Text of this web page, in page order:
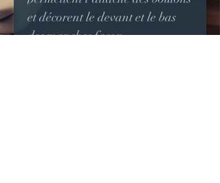
et décorent le devant et le bas
des manches façon